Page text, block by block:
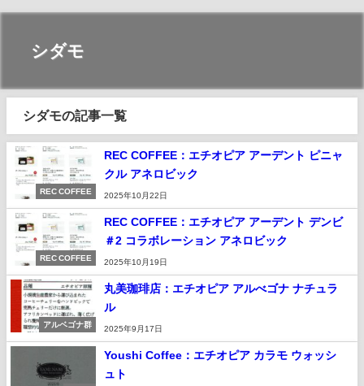
シダモ
シダモの記事一覧
REC COFFEE
REC COFFEE：エチオピア アーデント ピニャ
クル アネロビック
2025年10月22日
REC COFFEE
REC COFFEE：エチオピア アーデント デンビ
＃2 コラボレーション アネロビック
2025年10月19日
アルベゴナ群
丸美珈琲店：エチオピア アルべゴナ ナチュラ
ル
2025年9月17日
Youshi Coffee：エチオピア カラモ ウォッシ
ュト